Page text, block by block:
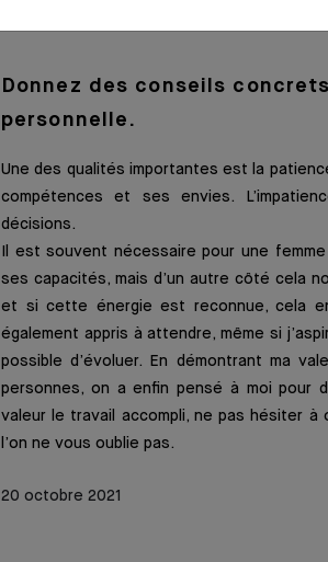
Donnez des conseils
personnelle.
Une des qualités importantes est la
compétences et ses envies.
décisions.
Il est souvent nécessaire pour une
ses capacités, mais d’un autre côté cela
et si cette énergie est reconnue, cela
également appris à attendre, même si
possible d’évoluer. En démontrant ma
personnes, on a enfin pensé à moi pour
valeur le travail accompli, ne pas hésiter à
l’on ne vous oublie pas.
20 octobre 2021